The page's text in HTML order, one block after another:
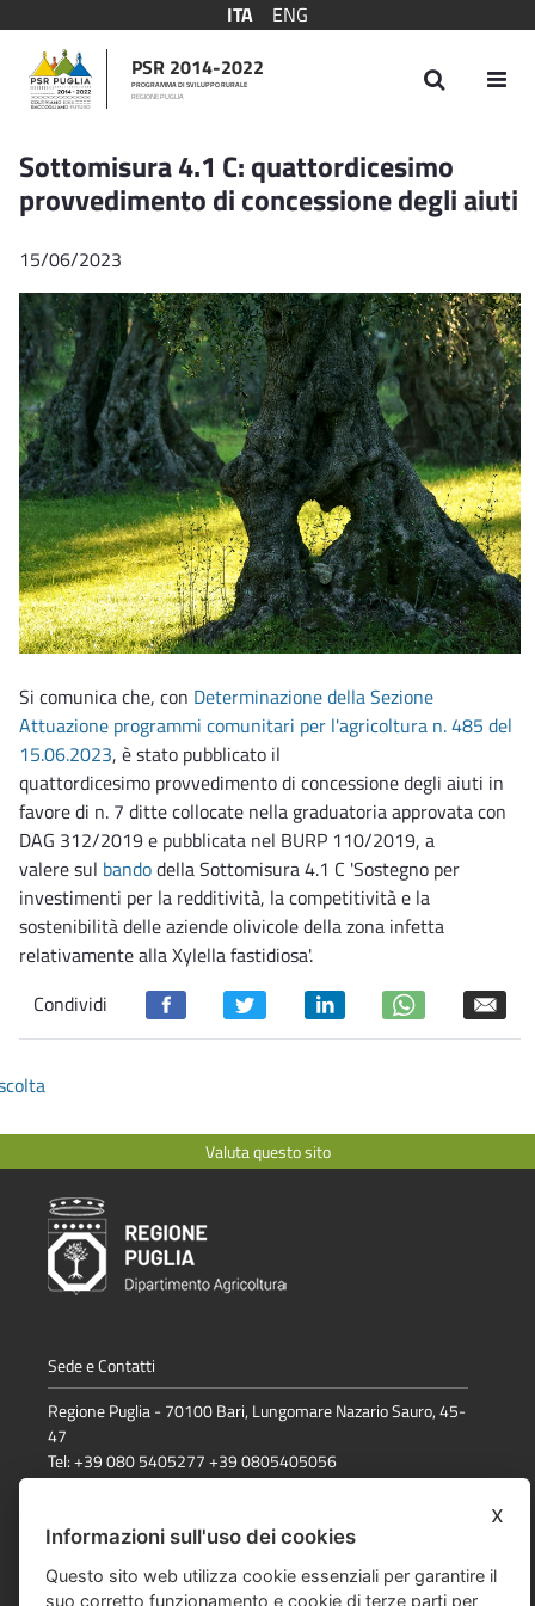
ITA
ENG
PSR 2014-2022
PROGRAMMA DI SVILUPPO RURALE
REGIONE PUGLIA
Sottomisura 4.1 C: quattordicesimo
Sottomisura 4.1 C: quattordicesimo
provvedimento di concessione degli aiuti
15/06/2023
Si comunica che, con Determinazione della Sezione
Attuazione programmi comunitari per l'agricoltura n. 485 del
15.06.2023, è stato pubblicato il
quattordicesimo provvedimento di concessione degli aiuti in
favore di n. 7 ditte collocate nella graduatoria approvata con
DAG 312/2019 e pubblicata nel BURP 110/2019, a
valere sul bandodella Sottomisura 4.1 C 'Sostegno per
investimenti per la redditività, la competitività e la
sostenibilità delle aziende olivicole della zona infetta
relativamente alla Xylella fastidiosa'.
Condividi
Valuta questo sito
Sede e Contatti
Regione Puglia - 70100 Bari, Lungomare Nazario Sauro, 45-
47
Tel: +39 080 5405277 +39 0805405056
email:comunicazione.psr@regione.puglia.it
Dichiarazione di accessibilità
x
Informazioni sull'uso dei cookies
Questo sito web utilizza cookie essenziali per garantire il
suo corretto funzionamento e cookie di terze parti per